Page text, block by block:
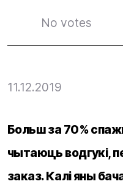
No votes
11.12.2019
Больш за 70%
чытаюць водгукі,
заказ. Калі яны